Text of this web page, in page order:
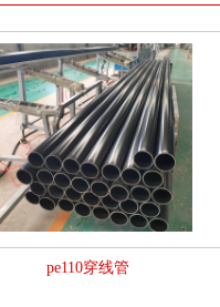
pe110穿线管